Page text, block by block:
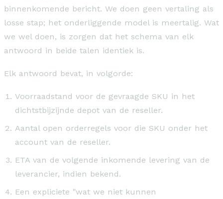
binnenkomende bericht. We doen geen vertaling als
losse stap; het onderliggende model is meertalig. Wat
we wel doen, is zorgen dat het schema van elk
antwoord in beide talen identiek is.
Elk antwoord bevat, in volgorde:
Voorraadstand voor de gevraagde SKU in het
dichtstbijzijnde depot van de reseller.
Aantal open orderregels voor die SKU onder het
account van de reseller.
ETA van de volgende inkomende levering van de
leverancier, indien bekend.
Een expliciete "wat we niet kunnen